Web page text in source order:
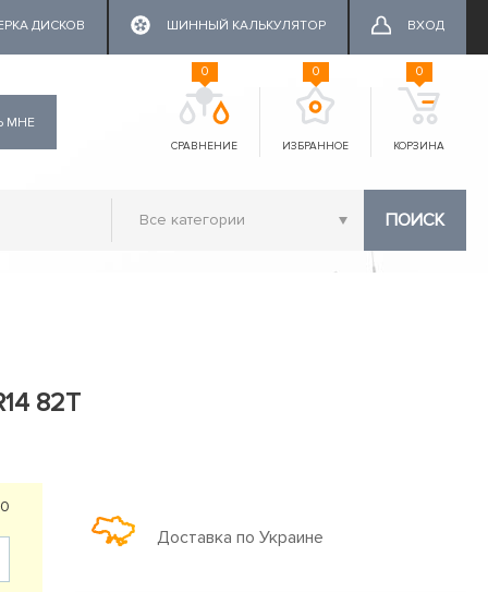
ДИСКОВ ШИННЫЙ КАЛЬКУЛЯТОР ВХОД
МНЕ
СРАВНЕНИЕ
0
ИЗБРАННОЕ
0
КОРЗИНА
0
ПОИСК
82T
Доставка по Украине